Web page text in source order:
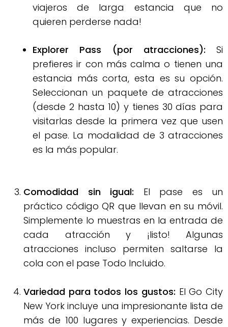
viajeros de larga estancia que no
quieren perderse nada!
Explorer Pass (por atracciones): Si
prefieres ir con más calma o tienen una
estancia más corta, esta es su opción.
Seleccionan un paquete de atracciones
(desde 2 hasta 10) y tienes 30 días para
visitarlas desde la primera vez que usen
el pase. La modalidad de 3 atracciones
es la más popular.
Comodidad sin igual: El pase es un
práctico código QR que llevan en su móvil.
Simplemente lo muestras en la entrada de
cada atracción y ¡listo! Algunas
atracciones incluso permiten saltarse la
cola con el pase Todo Incluido.
Variedad para todos los gustos: El Go City
New York incluye una impresionante lista de
más de 100 lugares y experiencias. Desde